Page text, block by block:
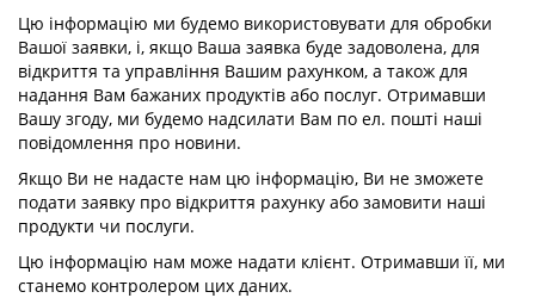
Цю інформацію ми будемо використовувати для обробки
Вашої заявки, і, якщо Ваша заявка буде задоволена, для
відкриття та управління Вашим рахунком, а також для
надання Вам бажаних продуктів або послуг. Отримавши
Вашу згоду, ми будемо надсилати Вам по ел. пошті наші
повідомлення про новини.
Якщо Ви не надасте нам цю інформацію, Ви не зможете
подати заявку про відкриття рахунку або замовити наші
продукти чи послуги.
Цю інформацію нам може надати клієнт. Отримавши її, ми
станемо контролером цих даних.